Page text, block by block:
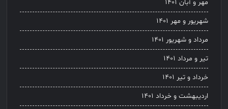
مهر و آبان ۱۴۰۱
شهریور و مهر ۱۴۰۱
مرداد و شهریور ۱۴۰۱
تیر و مرداد ۱۴۰۱
خرداد و تیر ۱۴۰۱
اردیبهشت و خرداد ۱۴۰۱